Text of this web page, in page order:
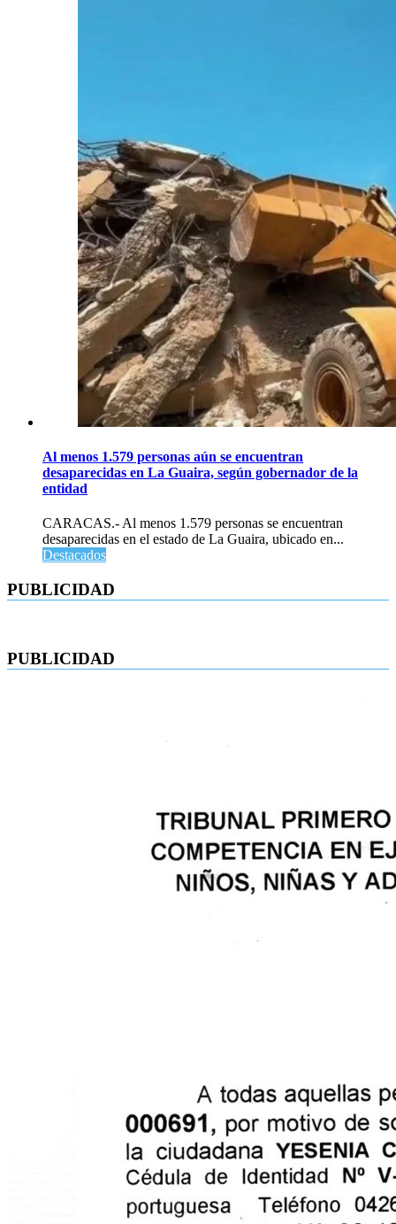
Al menos 1.579 personas aún se encuentran
desaparecidas en La Guaira, según gobernador de la
entidad
CARACAS.- Al menos 1.579 personas se encuentran
desaparecidas en el estado de La Guaira, ubicado en...
Destacados
PUBLICIDAD
PUBLICIDAD